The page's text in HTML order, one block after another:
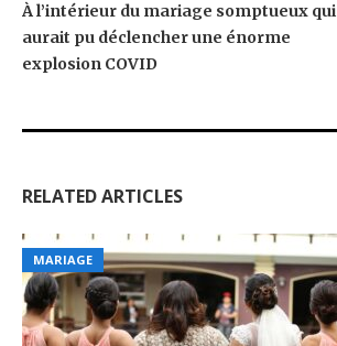
À l’intérieur du mariage somptueux qui
aurait pu déclencher une énorme
explosion COVID
RELATED ARTICLES
MARIAGE